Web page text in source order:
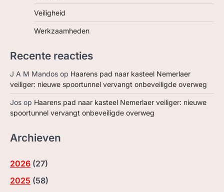
Veiligheid
Werkzaamheden
Recente reacties
J A M Mandos op Haarens pad naar kasteel Nemerlaer
veiliger: nieuwe spoortunnel vervangt onbeveiligde overweg
Jos op Haarens pad naar kasteel Nemerlaer veiliger: nieuwe
spoortunnel vervangt onbeveiligde overweg
Archieven
2026 (27)
2025 (58)